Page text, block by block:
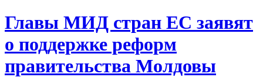
Главы МИД стран ЕС заявят
о поддержке реформ
правительства Молдовы